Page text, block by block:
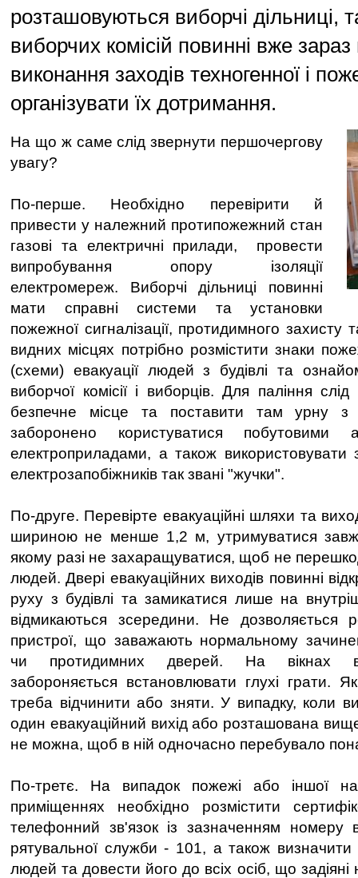
розташовуються виборчі дільниці,
виборчих комісій повинні вже
виконання заходів техногенної і
організувати їх дотримання.
На що ж саме слід звернути першочергову
увагу?
По-перше. Необхідно перевірити й
привести у належний протипожежний стан
газові та електричні прилади, провести
випробування опору ізоляції
електромереж. Виборчі дільниці повинні
мати справні системи та установки
пожежної сигналізації, протидимного захисту
видних місцях потрібно розмістити знаки
(схеми) евакуації людей з будівлі та
виборчої комісії і виборців. Для паління слід
безпечне місце та поставити там урну з
заборонено користуватися побутовими
електроприладами, а також використовувати
електрозапобіжників так звані "жучки".
По-друге. Перевірте евакуаційні шляхи та
шириною не менше 1,2 м, утримуватися
якому разі не захаращуватися, щоб не
людей. Двері евакуаційних виходів повинні
руху з будівлі та замикатися лише на
відмикаються зсередини. Не дозволяється
пристрої, що заважають нормальному
чи протидимних дверей. На вікнах
забороняється встановлювати глухі грати.
треба відчинити або зняти. У випадку, коли
один евакуаційний вихід або розташована
не можна, щоб в ній одночасно перебувало
По-третє. На випадок пожежі або іншої
приміщеннях необхідно розмістити
телефонний зв'язок із зазначенням номеру
рятувальної служби - 101, а також визначити
людей та довести його до всіх осіб, що задіяні